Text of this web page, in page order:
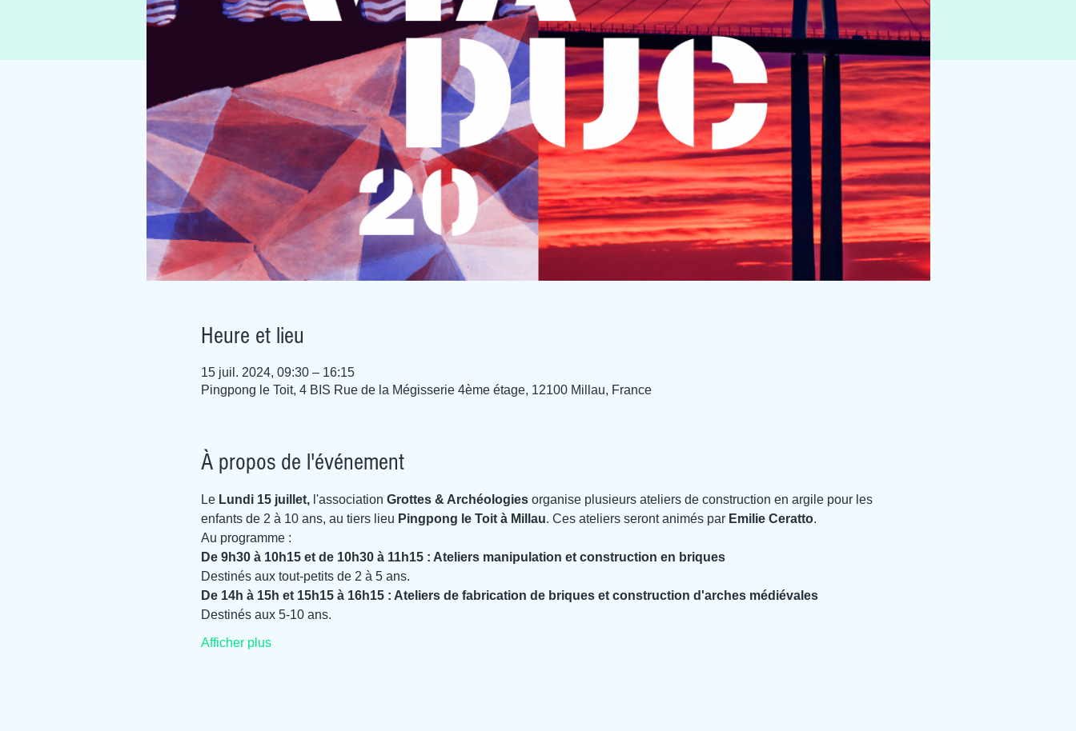
Heure et lieu
15 juil. 2024, 09:30 – 16:15
Pingpong le Toit, 4 BIS Rue de la Mégisserie 4ème étage, 12100 Millau, France
À propos de l'événement
Le Lundi 15 juillet, l'association Grottes & Archéologies organise plusieurs ateliers de construction en argile pour les
enfants de 2 à 10 ans, au tiers lieu Pingpong le Toit à Millau. Ces ateliers seront animés par Emilie Ceratto.
Au programme :
De 9h30 à 10h15 et de 10h30 à 11h15 : Ateliers manipulation et construction en briques
Destinés aux tout-petits de 2 à 5 ans.
De 14h à 15h et 15h15 à 16h15 : Ateliers de fabrication de briques et construction d'arches médiévales
Destinés aux 5-10 ans.
Afficher plus